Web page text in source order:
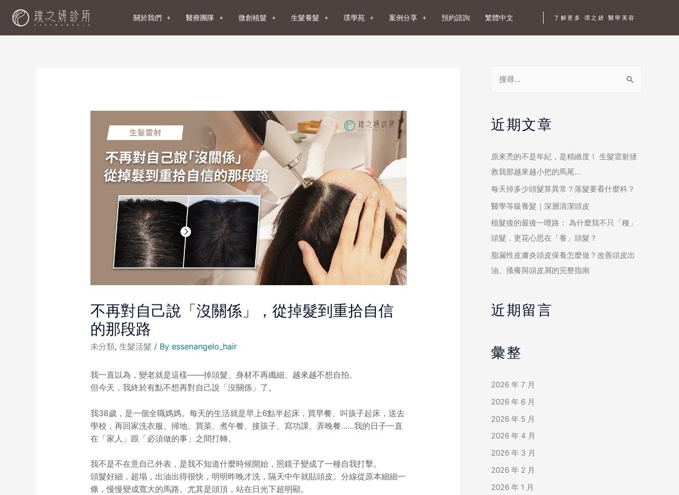
關於我們 醫療團隊 微創植髮 生髮養髮 璞學苑 案例分享 預約諮詢 繁體中文 了解更多 璞之妍 醫學美容
不再對自己說「沒關係」，從掉髮到重拾自信
的那段路
未分類, 生髮活髮 / By essenangelo_hair
我一直以為，變老就是這樣——掉頭髮、身材不再纖細、越來越不想自拍。
但今天，我終於有點不想再對自己說「沒關係」了。
我38歲，是一個全職媽媽。每天的生活就是早上6點半起床，買早餐、叫孩子起床，送去
學校，再回家洗衣服、掃地、買菜、煮午餐、接孩子、寫功課、弄晚餐……我的日子一直
在「家人」跟「必須做的事」之間打轉。
我不是不在意自己外表，是我不知道什麼時候開始，照鏡子變成了一種自我打擊。
頭髮好細，超塌，出油出得很快，明明昨晚才洗，隔天中午就貼頭皮。分線從原本細細一
條，慢慢變成寬大的馬路。尤其是頭頂，站在日光下超明顯。
近期文章
原來禿的不是年紀，是精緻度！ 生髮雷射拯
救我那越來越小把的馬尾…
每天掉多少頭髮算異常？落髮要看什麼科？
醫學等級養髮｜深層清潔頭皮
植髮後的最後一哩路： 為什麼我不只「種」
頭髮，更花心思在「養」頭髮？
脂漏性皮膚炎頭皮保養怎麼做？改善頭皮出
油、搔癢與頭皮屑的完整指南
近期留言
彙整
2026 年 7 月
2026 年 6 月
2026 年 5 月
2026 年 4 月
2026 年 3 月
2026 年 2 月
2026 年 1 月